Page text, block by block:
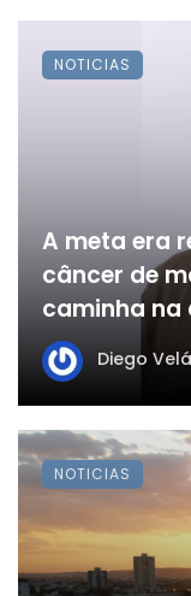
A meta era
câncer de
caminha
Diego
NOTICIAS
NOTICIAS